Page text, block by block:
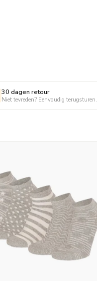
30 dagen retour
Niet tevreden? Eenvoudig terugsturen.